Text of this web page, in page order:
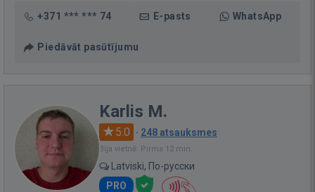
+371 *** *** 74 E-pasts WhatsApp
Piedāvāt pasūtījumu
Karlis M.
5.0 · 248 atsauksmes
Bija vietnē: Pirms 12 min.
Latviski, По-русски
PRO